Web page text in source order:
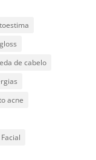
de cabelo
acne